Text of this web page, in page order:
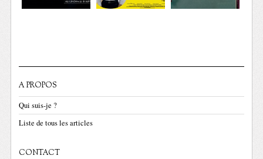
A PROPOS
Qui suis-je ?
Liste de tous les articles
CONTACT